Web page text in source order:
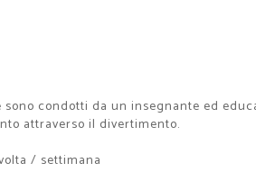
condotti da un insegnante ed
attraverso il divertimento.
/ settimana